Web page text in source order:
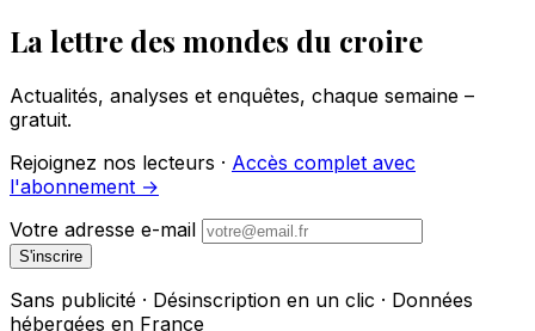
La lettre des mondes du croire
Actualités, analyses et enquêtes, chaque semaine –
gratuit.
Rejoignez nos lecteurs · Accès complet avec
l'abonnement →
Votre adresse e-mail
S'inscrire
Sans publicité · Désinscription en un clic · Données
hébergées en France